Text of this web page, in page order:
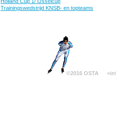
Trainingswedstrijd KNSB- en topteams
©2016 OSTA